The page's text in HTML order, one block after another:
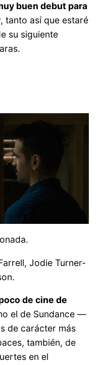
buen debut para
, tanto así que estaré
su siguiente
Jodie Turner-
de cine de
el de Sundance —
de carácter más
también, de
en el